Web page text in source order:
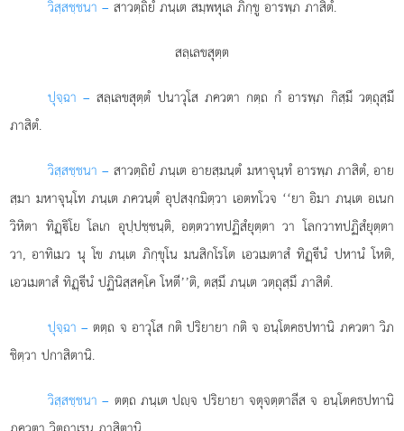
วิสฺสชฺชนา – สาวตฺถิยํ ภนฺเต สมฺพหุเล ภิกฺขู อารพฺภ ภาสิตํ.
สลฺเลขสุตฺต
ปุจฺฉา – สลฺเลขสุตฺตํ ปนาวุโส ภควตา กตฺถ กํ อารพฺภ กิสฺมึ วตฺถุสฺมึ
ภาสิตํ.
วิสฺสชฺชนา – สาวตฺถิยํ ภนฺเต อายสฺมนฺตํ มหาจุนฺทํ อารพฺภ ภาสิตํ, อาย
สฺมา มหาจุนฺโท ภนฺเต ภควนฺตํ อุปสงฺกมิตฺวา เอตทโวจ ‘‘ยา อิมา ภนฺเต อเนก
วิหิตา ทิฏฺิโย โลเก อุปฺปชฺชนฺติ, อตฺตวาทปฏิสํยุตฺตา วา โลกวาทปฏิสํยุตฺตา
วา, อาทิเมว นุ โข ภนฺเต ภิกฺขุโน มนสิกโรโต เอวเมตาสํ ทิฏฺีนํ ปหานํ โหติ,
เอวเมตาสํ ทิฏฺีนํ ปฏินิสฺสคฺโค โหตี’’ติ, ตสฺมึ ภนฺเต วตฺถุสฺมึ ภาสิตํ.
ปุจฺฉา – ตตฺถ จ อาวุโส กติ ปริยายา กติ จ อนฺโตคธปทานิ ภควตา วิภ
ชิตฺวา ปกาสิตานิ.
วิสฺสชฺชนา – ตตฺถ ภนฺเต ปฺจ ปริยายา จตุจตฺตาลีส จ อนฺโตคธปทานิ